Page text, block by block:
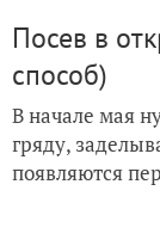
Посев в
способ)
В начале мая
гряду,
появляются